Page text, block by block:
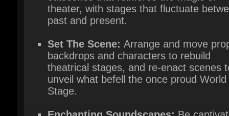
Set The Scene:Arrange and move
backdrops and characters to rebuild
theatrical stages, and re-enact scenes to
unveil what befell the once proud World
Stage.
Enchanting Soundscapes:Be
by a rich, theatrical soundtrack and
immersive sound effects that bring the
of Once Upon a Puppet to life...